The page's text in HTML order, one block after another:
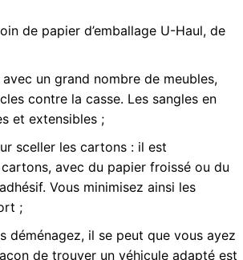
de papier d’emballage U-Haul, de
un grand nombre de meubles,
contre la casse. Les sangles en
et extensibles ;
sceller les cartons : il est
avec du papier froissé ou du
Vous minimisez ainsi les
;
déménagez, il se peut que vous ayez
de trouver un véhicule adapté est